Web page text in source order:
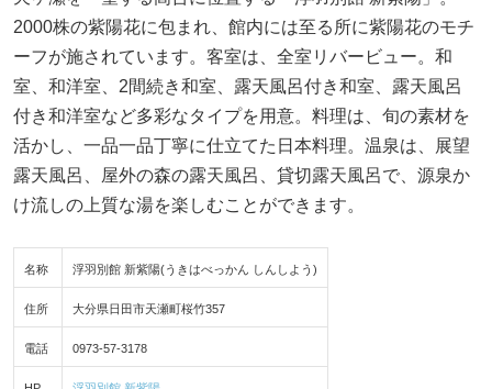
2000株の紫陽花に包まれ、館内には至る所に紫陽花のモチ
ーフが施されています。客室は、全室リバービュー。和
室、和洋室、2間続き和室、露天風呂付き和室、露天風呂
付き和洋室など多彩なタイプを用意。料理は、旬の素材を
活かし、一品一品丁寧に仕立てた日本料理。温泉は、展望
露天風呂、屋外の森の露天風呂、貸切露天風呂で、源泉か
け流しの上質な湯を楽しむことができます。
名称 浮羽別館 新紫陽(うきはべっかん しんしよう)
住所 大分県日田市天瀬町桜竹357
電話 0973-57-3178